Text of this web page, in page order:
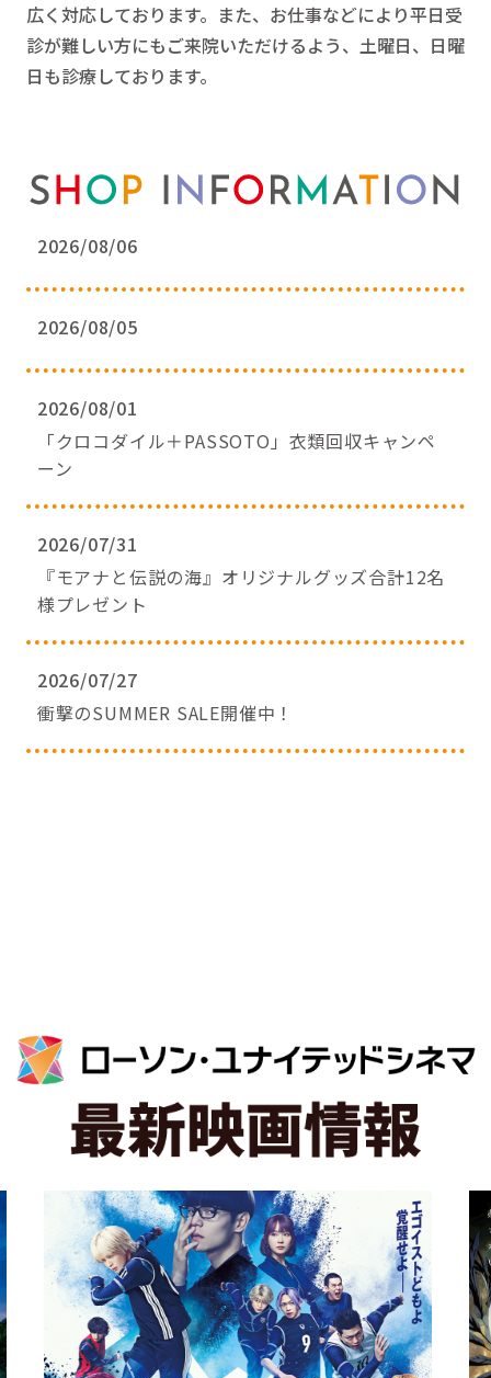
広く対応しております。また、お仕事などにより平日受
診が難しい方にもご来院いただけるよう、土曜日、日曜
日も診療しております。
2026/08/06
2026/08/05
2026/08/01
「クロコダイル＋PASSOTO」衣類回収キャンペ
ーン
2026/07/31
『モアナと伝説の海』オリジナルグッズ合計12名
様プレゼント
2026/07/27
衝撃のSUMMER SALE開催中！